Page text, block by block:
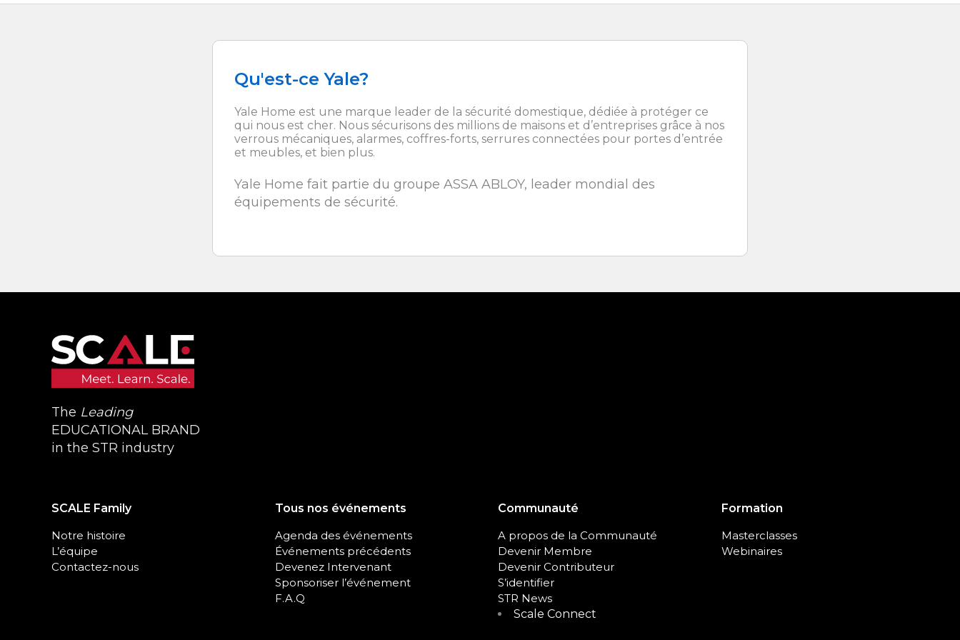
Qu'est-ce Yale?
Yale Home est une marque leader de la sécurité domestique, dédiée à protéger ce
qui nous est cher. Nous sécurisons des millions de maisons et d’entreprises grâce à nos
verrous mécaniques, alarmes, coffres-forts, serrures connectées pour portes d’entrée
et meubles, et bien plus.
Yale Home fait partie du groupe ASSA ABLOY, leader mondial des
équipements de sécurité.
The Leading
EDUCATIONAL BRAND
in the STR industry
SCALE Family
Notre histoire
L’équipe
Contactez-nous
Tous nos événements
Agenda des événements
Événements précédents
Devenez Intervenant
Sponsoriser l’événement
F.A.Q
Communauté
A propos de la Communauté
Devenir Membre
Devenir Contributeur
S’identifier
STR News
Scale Connect
Formation
Masterclasses
Webinaires